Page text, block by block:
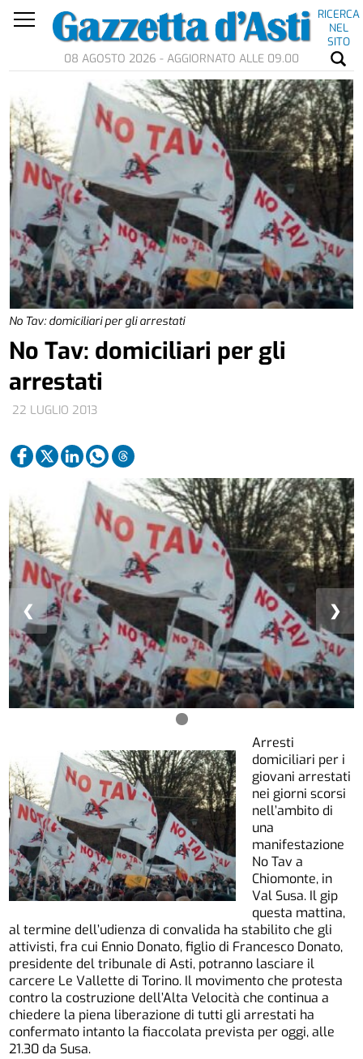
RICERCA
NEL
SITO
08 AGOSTO 2026 - AGGIORNATO ALLE 09.00
No Tav: domiciliari per gli arrestati
22 LUGLIO 2013
No Tav: domiciliari per gli
arrestati
❮ ❯
Arresti
domiciliari per i
giovani arrestati
nei giorni scorsi
nell’ambito di
una
manifestazione
No Tav a
Chiomonte, in
Val Susa. Il gip
questa mattina,
al termine dell’udienza di convalida ha stabilito che gli
attivisti, fra cui Ennio Donato, figlio di Francesco Donato,
presidente del tribunale di Asti, potranno lasciare il
carcere Le Vallette di Torino. Il movimento che protesta
contro la costruzione dell’Alta Velocità che continua a
chiedere la piena liberazione di tutti gli arrestati ha
confermato intanto la fiaccolata prevista per oggi, alle
21.30 da Susa.